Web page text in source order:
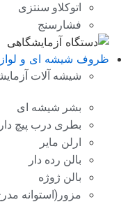
اتوکلاو سنتزی
فشارسنج
ظروف شیشه ای و
شیشه آلات
بشر شیشه ای
بطری درب پیچ
ارلن مایر
بالن رده دار
بالن ژوژه
مزور(استوانه